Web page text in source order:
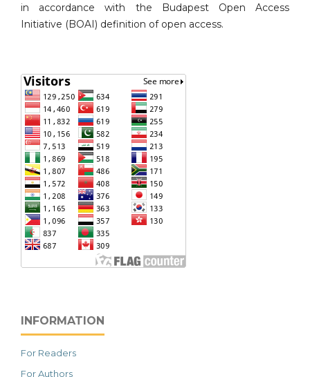
in accordance with the Budapest Open Access
Initiative (BOAI) definition of open access.
INFORMATION
For Readers
For Authors